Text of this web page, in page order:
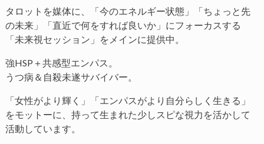
タロットを媒体に、「今のエネルギー状態」「ちょっと先
の未来」「直近で何をすれば良いか」にフォーカスする
「未来視セッション」をメインに提供中。
強HSP＋共感型エンパス。
うつ病＆自殺未遂サバイバー。
「女性がより輝く」「エンパスがより自分らしく生きる」
をモットーに、持って生まれた少しスピな視力を活かして
活動しています。